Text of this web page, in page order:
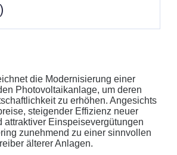
)
jährlichen Stromverbrauch an
Anlage sowie einen
die Modernisierung einer
Photovoltaikanlage, um deren
zu erhöhen. Angesichts
steigender Effizienz neuer
attraktiver Einspeisevergütungen
zunehmend zu einer sinnvollen
älterer Anlagen.